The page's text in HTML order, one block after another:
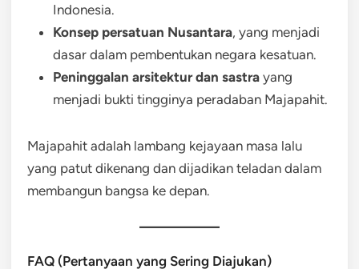
Indonesia.
Konsep persatuan Nusantara, yang menjadi
dasar dalam pembentukan negara kesatuan.
Peninggalan arsitektur dan sastra yang
menjadi bukti tingginya peradaban Majapahit.
Majapahit adalah lambang kejayaan masa lalu
yang patut dikenang dan dijadikan teladan dalam
membangun bangsa ke depan.
FAQ (Pertanyaan yang Sering Diajukan)